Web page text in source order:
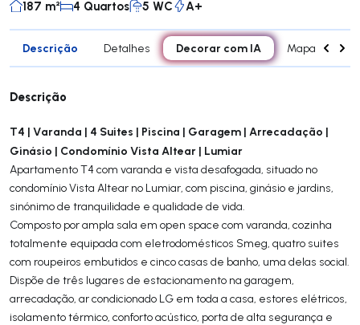
187 m² 4 Quartos 5 WC A+
Descrição Detalhes Decorar com IA Mapa
Descrição
T4 | Varanda | 4 Suites | Piscina | Garagem | Arrecadação |
Ginásio | Condomínio Vista Altear | Lumiar
Apartamento T4 com varanda e vista desafogada, situado no
condomínio Vista Altear no Lumiar, com piscina, ginásio e jardins,
sinónimo de tranquilidade e qualidade de vida.
Composto por ampla sala em open space com varanda, cozinha
totalmente equipada com eletrodomésticos Smeg, quatro suites
com roupeiros embutidos e cinco casas de banho, uma delas social.
Dispõe de três lugares de estacionamento na garagem,
arrecadação, ar condicionado LG em toda a casa, estores elétricos,
isolamento térmico, conforto acústico, porta de alta segurança e